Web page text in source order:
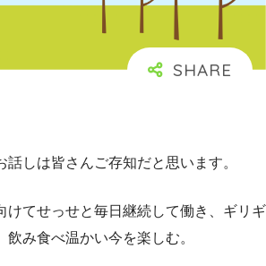
話しは皆さんご存知だと思います。
けてせっせと毎日継続して働き、ギリギ
飲み食べ温かい今を楽しむ。